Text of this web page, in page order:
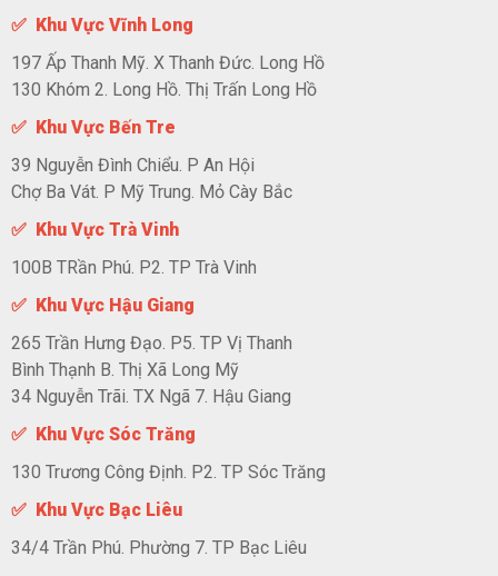
✅ Khu Vực Vĩnh Long
197 Ấp Thanh Mỹ. X Thanh Đức. Long Hồ
130 Khóm 2. Long Hồ. Thị Trấn Long Hồ
✅ Khu Vực Bến Tre
39 Nguyễn Đình Chiểu. P An Hội
Chợ Ba Vát. P Mỹ Trung. Mỏ Cày Bắc
✅ Khu Vực Trà Vinh
100B TRần Phú. P2. TP Trà Vinh
✅ Khu Vực Hậu Giang
265 Trần Hưng Đạo. P5. TP Vị Thanh
Bình Thạnh B. Thị Xã Long Mỹ
34 Nguyễn Trãi. TX Ngã 7. Hậu Giang
✅ Khu Vực Sóc Trăng
130 Trương Công Định. P2. TP Sóc Trăng
✅ Khu Vực Bạc Liêu
34/4 Trần Phú. Phường 7. TP Bạc Liêu